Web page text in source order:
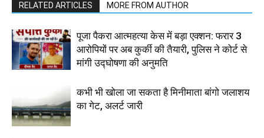
RELATED ARTICLES MORE FROM AUTHOR
पूजा पैकरा आत्महत्या केस में बड़ा एक्शन: फरार 3
आरोपियों पर अब कुर्की की तैयारी, पुलिस ने कोर्ट से
मांगी उद्घोषणा की अनुमति
कभी भी खोला जा सकता है मिनीमाता बांगो जलाशय
का गेट, अलर्ट जारी